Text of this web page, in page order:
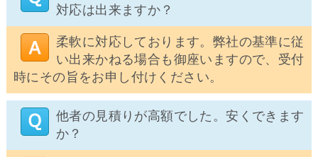
対応は出来ますか？
柔軟に対応しております。弊社の基準に従
い出来かねる場合も御座いますので、受付
時にその旨をお申し付けください。
他者の見積りが高額でした。安くできます
か？